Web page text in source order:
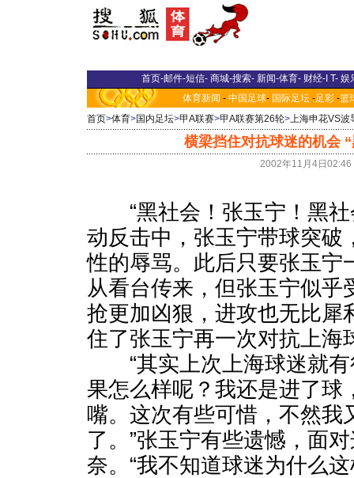
首页-邮件-短信- 商城-搜索- 新闻-体育- 财经-I T- 娱
体育新闻 - 中国足球- 国际足坛 -足彩 -篮
首页>体育>国内足坛>甲A联赛>甲A联赛第26轮>上海申花VS波
横梁挡住对抗球迷的机会
2002年11月4日
“黑社会！张玉宁！黑社
动反击中，张玉宁带球突破
性的辱骂。此后只要张玉宁
从看台传来，但张玉宁似乎
抢更加凶狠，进攻也无比犀
住了张玉宁再一次对抗上海
“其实上次上海球迷就有
果怎么样呢？我还是进了球
嘴。这次有些可惜，不然我
了。”张玉宁有些遗憾，面
奈。“我不知道球迷为什么